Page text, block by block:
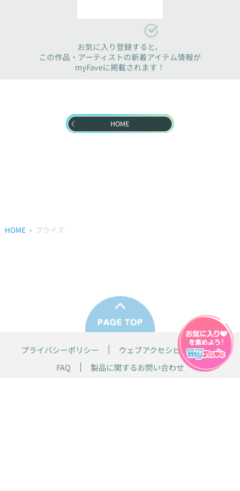
お気に入り登録すると、
この作品・アーティストの新着アイテム情報が
myFaveに掲載されます！
HOME
HOME プライズ
プライバシーポリシー
ウェブアクセシビリティ方針
FAQ
製品に関するお問い合わせ